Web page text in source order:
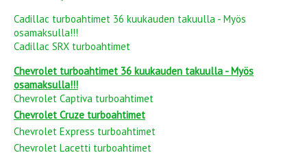
Cadillac turboahtimet 36 kuukauden takuulla - Myös
osamaksulla!!!
Cadillac SRX turboahtimet
Chevrolet turboahtimet 36 kuukauden takuulla - Myös
osamaksulla!!!
Chevrolet Captiva turboahtimet
Chevrolet Cruze turboahtimet
Chevrolet Express turboahtimet
Chevrolet Lacetti turboahtimet